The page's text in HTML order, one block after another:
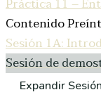
Contenido
Sesión 1A:
Sesión de
Expandir